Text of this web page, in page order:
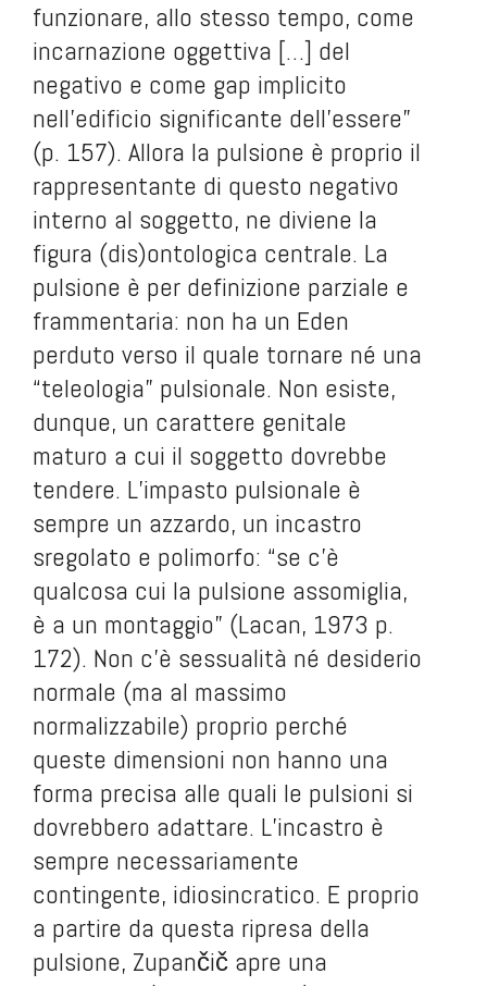
funzionare, allo stesso tempo, come
incarnazione oggettiva […] del
negativo e come gap implicito
nell’edificio significante dell’essere”
(p. 157). Allora la pulsione è proprio il
rappresentante di questo negativo
interno al soggetto, ne diviene la
figura (dis)ontologica centrale. La
pulsione è per definizione parziale e
frammentaria: non ha un Eden
perduto verso il quale tornare né una
“teleologia” pulsionale. Non esiste,
dunque, un carattere genitale
maturo a cui il soggetto dovrebbe
tendere. L’impasto pulsionale è
sempre un azzardo, un incastro
sregolato e polimorfo: “se c’è
qualcosa cui la pulsione assomiglia,
è a un montaggio” (Lacan, 1973 p.
172). Non c’è sessualità né desiderio
normale (ma al massimo
normalizzabile) proprio perché
queste dimensioni non hanno una
forma precisa alle quali le pulsioni si
dovrebbero adattare. L’incastro è
sempre necessariamente
contingente, idiosincratico. E proprio
a partire da questa ripresa della
pulsione, Zupančič apre una